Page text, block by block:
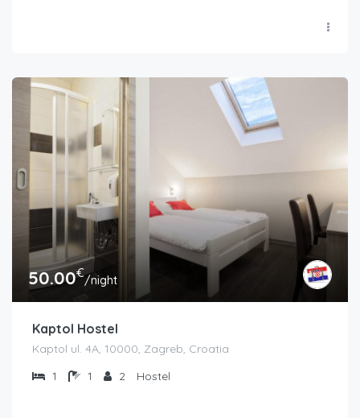
50.00€/night
Kaptol Hostel
Kaptol ul. 4A, 10000, Zagreb, Croatia
1
1 2 Hostel